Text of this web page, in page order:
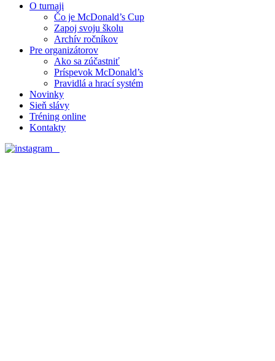
O turnaji
Čo je McDonald’s Cup
Zapoj svoju školu
Archív ročníkov
Pre organizátorov
Ako sa zúčastniť
Príspevok McDonald’s
Pravidlá a hrací systém
Novinky
Sieň slávy
Tréning online
Kontakty